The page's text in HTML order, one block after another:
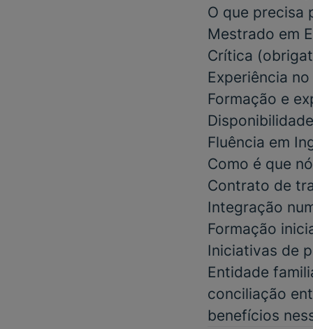
O que precisa
Mestrado em
Crítica
Experiência
Formação e
Fluência em
Como é que
Contrato de
Integração
Formação
Iniciativas de
Entidade
conciliação
benefícios